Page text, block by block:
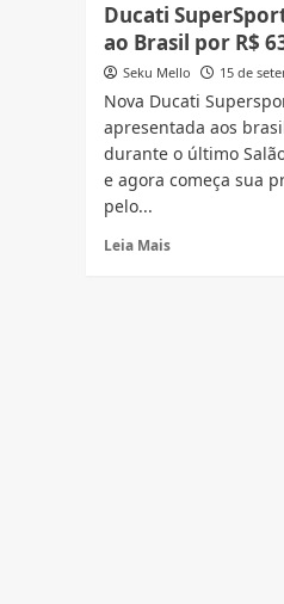
Ducati
ao Brasil por R$
Seku Mello 15 de
Nova Ducati
apresentada aos
durante o último
e agora começa sua
pelo...
Leia Mais